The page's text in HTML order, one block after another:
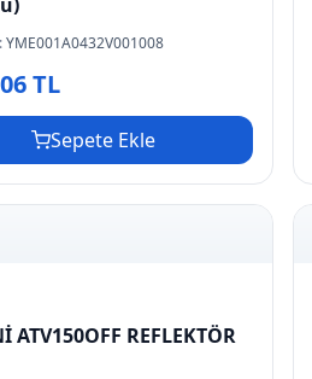
YME001A0432V001008
TL
Sepete Ekle
ATV150OFF REFLEKTÖR